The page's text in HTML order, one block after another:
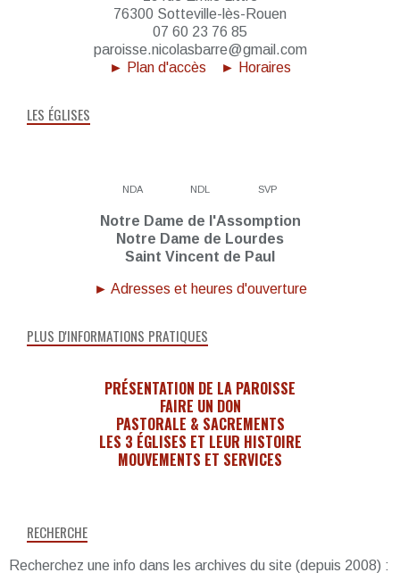
RECHERCHE
Recherchez une info dans les archives du site (depuis 2008) :
76300 Sotteville-lès-Rouen
07 60 23 76 85
paroisse.nicolasbarre@gmail.com
► Plan d'accès
► Horaires
LES ÉGLISES
NDA NDL SVP
Notre Dame de l'Assomption
Notre Dame de Lourdes
Saint Vincent de Paul
► Adresses et heures d'ouverture
PLUS D'INFORMATIONS PRATIQUES
PRÉSENTATION DE LA PAROISSE
FAIRE UN DON
PASTORALE & SACREMENTS
LES 3 ÉGLISES ET LEUR HISTOIRE
MOUVEMENTS ET SERVICES